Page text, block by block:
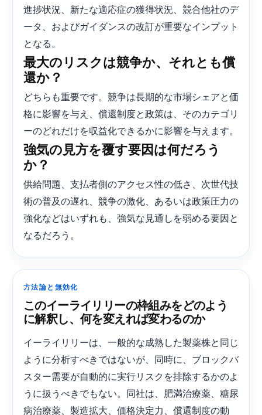
進捗状況、新たな適応症の獲得状況、競合他社のデ
ータ、およびガイダンスの改訂が重要なインプット
となる。
最大のリスクは競争か、それとも償
還か？
どちらも重要です。競争は長期的な市場シェアと価
格に影響を与え、償還制度と政策は、そのカテゴリ
ーのどれだけを収益化できるかに影響を与えます。
強気の見方を覆す要因は何だろう
か？
供給問題、支払者側のアクセス性の低さ、次世代技
術の普及の遅れ、競争の激化、あるいは政策圧力の
強化などはいずれも、強気な見通しを弱める要因と
なるだろう。
方法論と無効化
このイーライリリーの枠組みをどのよう
に解釈し、何を変えれば変わるのか
イーライリリーは、一般的な成熟した製薬株と同じ
ように分析すべきではないが、同時に、ブロックバ
スター需要が自動的に実行リスクを排除するかのよ
うに扱うべきでもない。同社は、肥満治療薬、糖尿
病治療薬、製造拡大、価格決定力、償還制度の動